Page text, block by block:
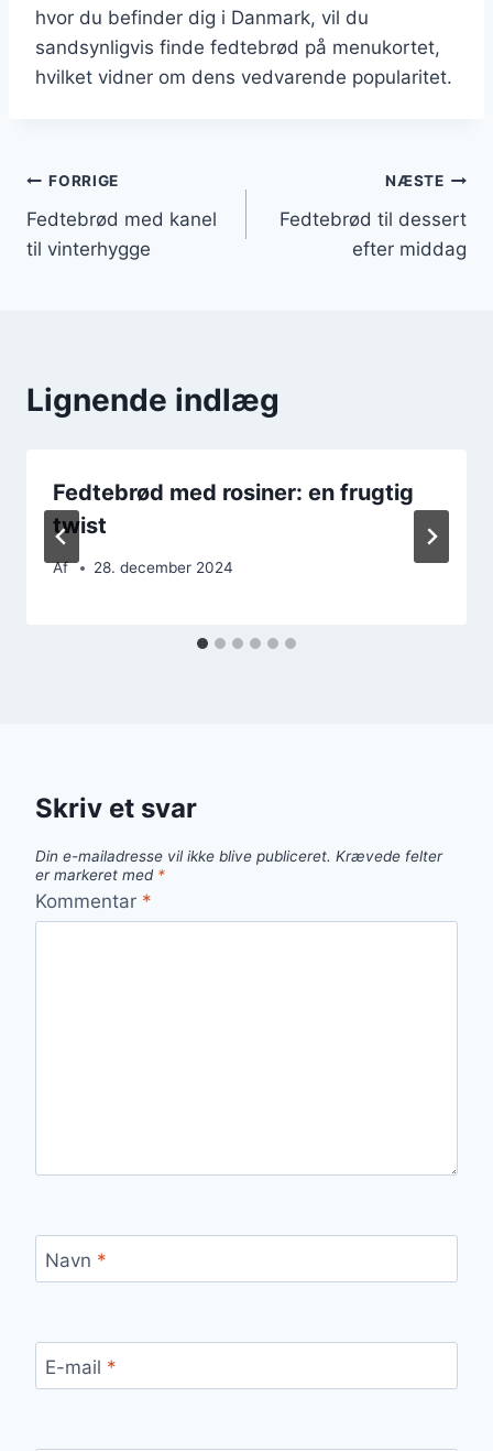
hvor du befinder dig i Danmark, vil du
sandsynligvis finde fedtebrød på menukortet,
hvilket vidner om dens vedvarende popularitet.
Indlægsnavigation
FORRIGE
Fedtebrød med kanel
til vinterhygge
NÆSTE
Fedtebrød til dessert
efter middag
Lignende indlæg
Fedtebrød med rosiner: en frugtig
twist
Af 28. december 2024
Skriv et svar
Din e-mailadresse vil ikke blive publiceret. Krævede felter
er markeret med *
Kommentar *
Navn *
E-mail *